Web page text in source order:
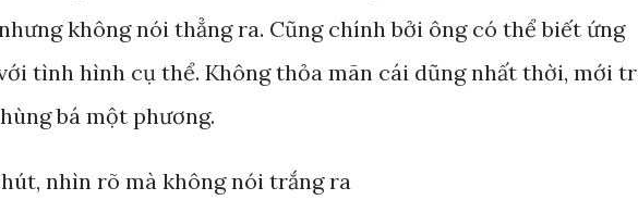
không nói thẳng ra. Cũng chính bởi ông có thể biết ứng
tình hình cụ thể. Không thỏa mãn cái dũng nhất thời, mới
bá một phương.
nhìn rõ mà không nói trắng ra